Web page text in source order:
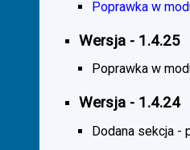
Poprawka w
Wersja - 1.4.25
Poprawka w
Wersja - 1.4.24
Dodana sekcja -